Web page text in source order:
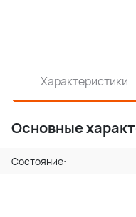
Характеристики
Основные
Состояние: